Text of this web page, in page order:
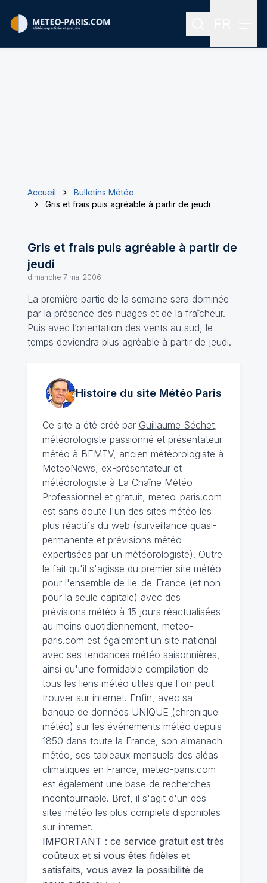
Rechercher
Accueil
Bulletins Météo
Gris et frais puis agréable à partir de jeudi
Gris et frais puis agréable à partir de
jeudi
dimanche 7 mai 2006
La première partie de la semaine sera dominée
par la présence des nuages et de la fraîcheur.
Puis avec l’orientation des vents au sud, le
temps deviendra plus agréable à partir de jeudi.
Histoire du site MétéoParis
Ce site a été créé par Guillaume Séchet,
météorologiste passionné et présentateur
météo à BFMTV, ancien météorologiste à
MeteoNews, ex-présentateur et
météorologiste à La Chaîne Météo
Professionnel et gratuit, meteo-paris.com
est sans doute l'un des sites météo les
plus réactifs du web (surveillance quasi-
permanente et prévisions météo
expertisées par un météorologiste). Outre
le fait qu'il s'agisse du premier site météo
pour l'ensemble de Ile-de-France (et non
pour la seule capitale) avec des
prévisions météo à 15 jours réactualisées
au moins quotidiennement, meteo-
paris.com est également un site national
avec ses tendances météo saisonnières,
ainsi qu'une formidable compilation de
tous les liens météo utiles que l'on peut
trouver sur internet. Enfin, avec sa
banque de données UNIQUE (chronique
météo) sur les événements météo depuis
1850 dans toute la France, son almanach
météo, ses tableaux mensuels des aléas
climatiques en France, meteo-paris.com
est également une base de recherches
incontournable. Bref, il s'agit d'un des
sites météo les plus complets disponibles
sur internet.
IMPORTANT : ce service gratuit est très
coûteux et si vous êtes fidèles et
satisfaits, vous avez la possibilité de